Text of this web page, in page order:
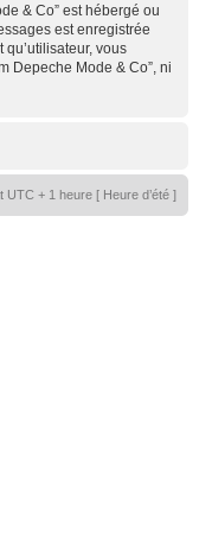
& Co” est hébergé ou
est enregistrée
vous
Depeche Mode & Co”, ni
UTC + 1 heure [ Heure d’été ]